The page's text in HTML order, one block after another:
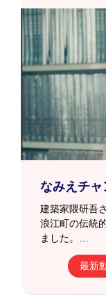
なみえチャ
建築家隈研吾
浪江町の伝統
ました。 …
最新